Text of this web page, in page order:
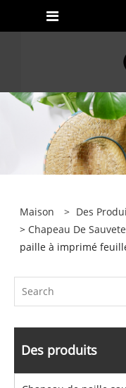
Maison > Des
> Chapeau De
paille à imprimé
Des produits